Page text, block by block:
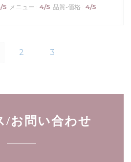
/5 メニュー : 4/5 品質-価格 : 4/5
2 3
/お問い合わせ